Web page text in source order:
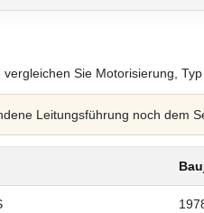
Sie Motorisierung,
Leitungsführung noch dem